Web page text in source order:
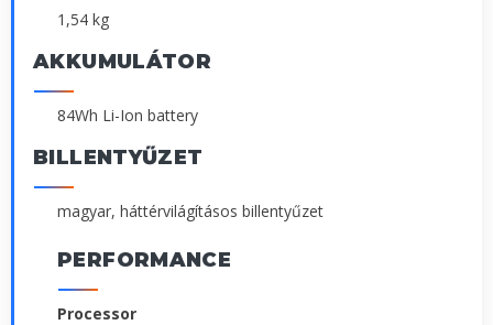
1,54 kg
AKKUMULÁTOR
84Wh Li-Ion battery
BILLENTYŰZET
magyar, háttérvilágításos billentyűzet
PERFORMANCE
Processor